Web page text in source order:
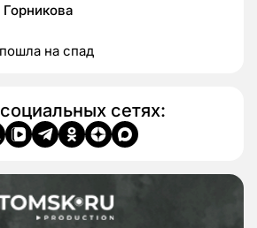
на спад
сетях: